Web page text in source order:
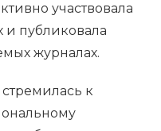
участвовала
и публиковала
журналах.
к